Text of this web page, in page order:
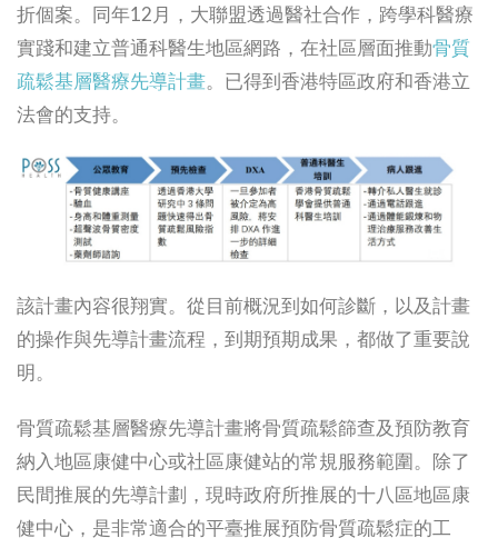
折個案。同年12月，大聯盟透過醫社合作，跨學科醫療
實踐和建立普通科醫生地區網路，在社區層面推動骨質
疏鬆基層醫療先導計畫。已得到香港特區政府和香港立
法會的支持。
該計畫內容很翔實。從目前概況到如何診斷，以及計畫
的操作與先導計畫流程，到期預期成果，都做了重要說
明。
骨質疏鬆基層醫療先導計畫將骨質疏鬆篩查及預防教育
納入地區康健中心或社區康健站的常規服務範圍。除了
民間推展的先導計劃，現時政府所推展的十八區地區康
健中心，是非常適合的平臺推展預防骨質疏鬆症的工